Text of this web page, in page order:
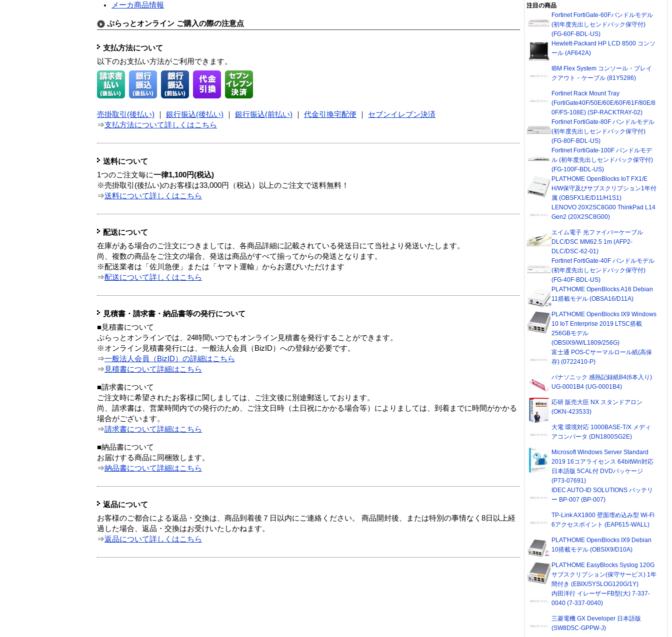
メーカ商品情報
ぷらっとオンライン ご購入の際の注意点
支払方法について
以下のお支払い方法がご利用できます。
売掛取引(後払い) 銀行振込(後払い) 銀行振込(前払い) 代金引換宅配便
セブンイレブン決済
⇒支払方法について詳しくはこちら
送料について
1つのご注文毎に一律1,100円(税込)
※売掛取引(後払い)のお客様は33,000円（税込）以上のご注文で送料無料！
⇒送料について詳しくはこちら
配送について
在庫がある場合のご注文につきましては、各商品詳細に記載されている発送日にて当社より発送いたします。
尚、複数の商品をご注文の場合、発送は商品がすべて揃ってからの発送となります。
※配送業者は「佐川急便」または「ヤマト運輸」からお選びいただけます
⇒配送について詳しくはこちら
見積書・請求書・納品書等の発行について
■見積書について
ぷらっとオンラインでは、24時間いつでもオンライン見積書を発行することができます。
※オンライン見積書発行には、一般法人会員（BizID）への登録が必要です。
⇒一般法人会員（BizID）の詳細はこちら
⇒ 見積書について詳細はこちら
■請求書について
ご注文時に希望されたお客様に関しましては、ご注文後に別途郵送しております。
尚、請求書は、営業時間内での発行のため、ご注文日時（土日祝にかかる場合等）によりましては、到着までに時間がかかる
場合がございます。
⇒請求書について詳細はこちら
■納品書について
お届けする商品に同梱致します。
⇒納品書について詳細はこちら
返品について
お客様のご都合による返品・交換は、商品到着後７日以内にご連絡ください。 商品開封後、または特別の事情なく8日以上経
過した場合、返品・交換はお受けいたしかねます。
⇒返品について詳しくはこちら
注目の商品
Fortinet FortiGate-60Fバンドルモデル
(初年度先出しセンドバック保守付)
(FG-60F-BDL-US)
Hewlett-Packard HP LCD 8500 コンソ
ール (AF642A)
IBM Flex System コンソール・ブレイ
クアウト・ケーブル (81Y5286)
Fortinet Rack Mount Tray
(FortiGate40F/50E/60E/60F/61F/80E/8
0F/FS-108E) (SP-RACKTRAY-02)
Fortinet FortiGate-80F バンドルモデル
(初年度先出しセンドバック保守付)
(FG-80F-BDL-US)
Fortinet FortiGate-100F バンドルモデ
ル (初年度先出しセンドバック保守付)
(FG-100F-BDL-US)
PLAT'HOME OpenBlocks IoT FX1/E
H/W保守及びサブスクリプション1年付
属 (OBSFX1/E/D11/H1S1)
LENOVO 20X2SC8G00 ThinkPad L14
Gen2 (20X2SC8G00)
エイム電子 光ファイバーケーブル
DLC/DSC MM62.5 1m (AFP2-
DLC/DSC-62-01)
Fortinet FortiGate-40F バンドルモデル
(初年度先出しセンドバック保守付)
(FG-40F-BDL-US)
PLAT'HOME OpenBlocks A16 Debian
11搭載モデル (OBSA16/D11A)
PLAT'HOME OpenBlocks IX9 Windows
10 IoT Enterprise 2019 LTSC搭載
256GBモデル
(OBSIX9/W/L1809/256G)
富士通 POS-Cサーマルロール紙(高保
存) (0722410-P)
パナソニック 感熱記録紙B4(6本入り)
UG-0001B4 (UG-0001B4)
応研 販売大臣 NX スタンドアロン
(OKN-423533)
大電 環境対応 1000BASE-T/X メディ
アコンバータ (DN1800SG2E)
Microsoft Windows Server Standard
2019 16コアライセンス 64bitWin対応
日本語版 5CAL付 DVDパッケージ
(P73-07691)
IDEC AUTO-ID SOLUTIONS バッテリ
ー BP-007 (BP-007)
TP-Link AX1800 壁面埋め込み型 Wi-Fi
6アクセスポイント (EAP615-WALL)
PLAT'HOME OpenBlocks IX9 Debian
10搭載モデル (OBSIX9/D10A)
PLAT'HOME EasyBlocks Syslog 120G
サブスクリプション(保守サービス) 1年
間付き (EBIX/SYSLOG120G/1Y)
内田洋行 イレーザーFB型(大) 7-337-
0040 (7-337-0040)
三菱電機 GX Developer 日本語版
(SW8D5C-GPPW-J)